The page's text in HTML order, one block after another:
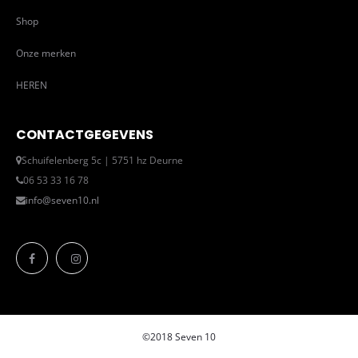
Shop
Onze merken
HEREN
CONTACTGEGEVENS
Schuifelenberg 5c | 5751 hz Deurne
06 53 33 16 78
info@seven10.nl
©2018 Seven 10